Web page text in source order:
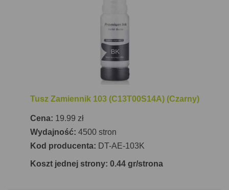
Tusz Zamiennik 103 (C13T00S14A) (Czarny)
Cena: 19.99 zł
Wydajność: 4500 stron
Kod producenta: DT-AE-103K
Koszt jednej strony: 0.44 gr/strona